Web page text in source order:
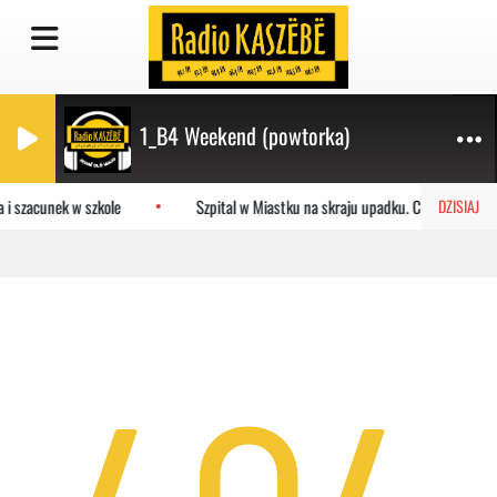
1_B4 Weekend (powtorka)
DZISIAJ
szacunek w szkole Szpital w Miastku na skraju upadku. Co czeka